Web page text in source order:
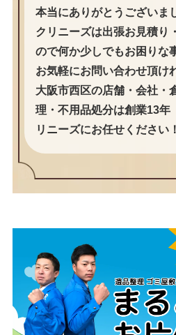
本当にありがとうございま
クリニーズは出張お見積り
ので何か少しでもお困りな
お気軽にお問い合わせ頂け
大阪市西区の店舗・会社・
理・不用品処分は創業13年
リニーズにお任せください！